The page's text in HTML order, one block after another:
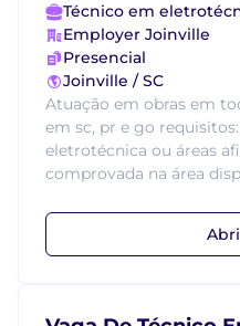
Técnico em
Employer Joinville
Presencial
Joinville / SC
Atuação em obras em
em sc, pr e go
eletrotécnica ou áreas
comprovada na área